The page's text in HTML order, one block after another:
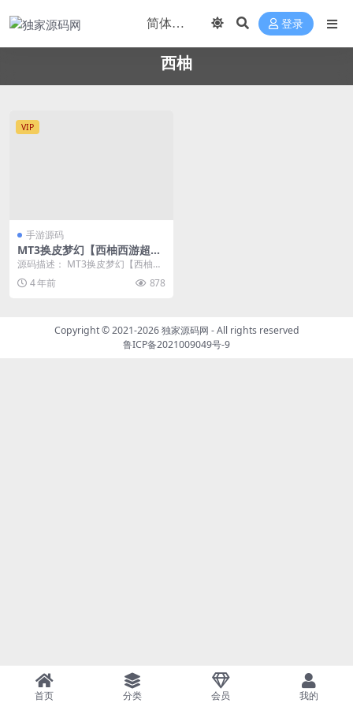
登录
西柚
VIP
手游源码
MT3换皮梦幻【西柚西游超变
版】最新整理单机一键即玩镜
+安卓苹果双端+GM后台+详细
源码描述： MT3换皮梦幻【西柚西
游超变版】最新整理单机一键即玩
镜像服务端+Li...
4 年前 878
Copyright © 2021-2026独家源码网 - All rights reserved
鲁ICP备2021009049号-9
首页 分类 会员 我的